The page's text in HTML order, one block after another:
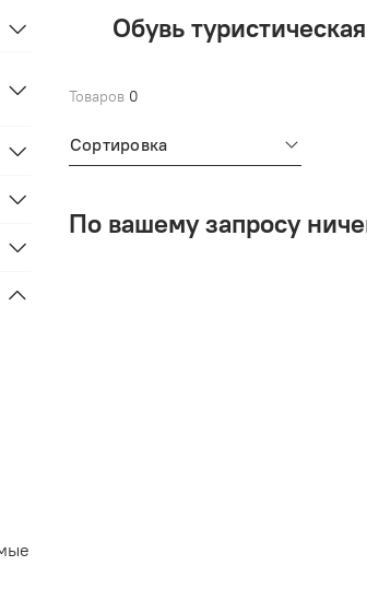
Обувь туристическая
Товаров 0
Сортировка
По вашему запросу